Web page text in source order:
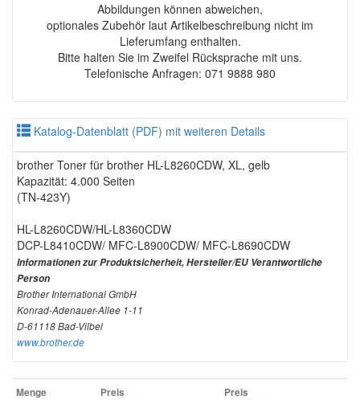
Abbildungen können abweichen,
optionales Zubehör laut Artikelbeschreibung nicht im
Lieferumfang enthalten.
Bitte halten Sie im Zweifel Rücksprache mit uns.
Telefonische Anfragen: 071 9888 980
Katalog-Datenblatt (PDF) mit weiteren Details
brother Toner für brother HL-L8260CDW, XL, gelb
Kapazität: 4.000 Seiten
(TN-423Y)
HL-L8260CDW/HL-L8360CDW
DCP-L8410CDW/ MFC-L8900CDW/ MFC-L8690CDW
Informationen zur Produktsicherheit, Hersteller/EU Verantwortliche
Person
Brother International GmbH
Konrad-Adenauer-Allee 1-11
D-61118 Bad-Vilbel
www.brother.de
Menge
Preis
Preis